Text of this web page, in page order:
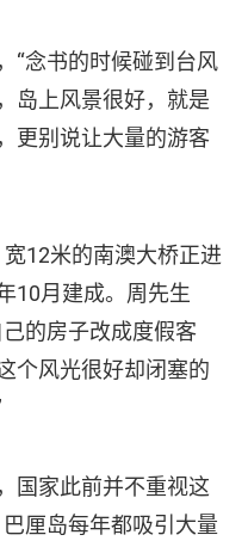
“念书的时候碰到台风
岛上风景很好，就是
更别说让大量的游客
12米的南澳大桥正进
10月建成。周先生
的房子改成度假客
个风光很好却闭塞的
国家此前并不重视这
厘岛每年都吸引大量